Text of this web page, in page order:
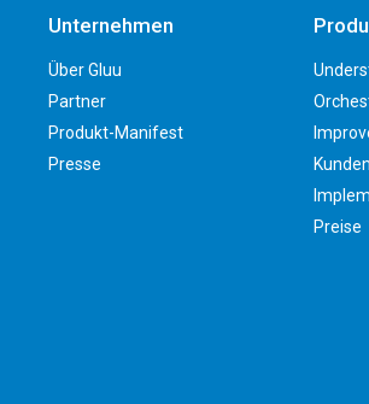
Unternehmen
Über Gluu
Partner
Produkt-Manifest
Presse
Preise